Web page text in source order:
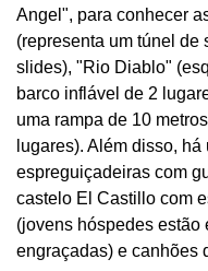
Angel", para conhecer
(representa um túnel de
slides), "Rio Diablo"
barco inflável de 2
uma rampa de 10
lugares). Além disso,
espreguiçadeiras com
castelo El Castillo com
(jovens hóspedes
engraçadas) e canhões